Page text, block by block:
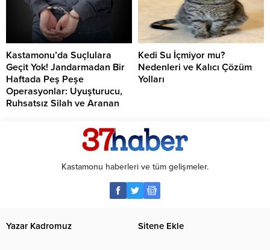
Kastamonu’da Suçlulara
Geçit Yok! Jandarmadan Bir
Haftada Peş Peşe
Operasyonlar: Uyuşturucu,
Ruhsatsız Silah ve Aranan
Kedi Su İçmiyor mu?
Nedenleri ve Kalıcı Çözüm
Yolları
Kastamonu haberleri ve tüm gelişmeler.
Yazar Kadromuz Sitene Ekle